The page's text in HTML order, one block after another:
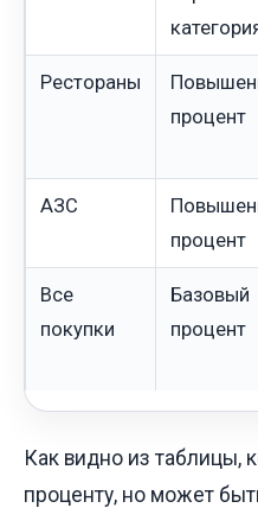
Рестораны
процент
АЗС
процент
Все
покупки
Базовый
процент
Как видно из таблицы,
проценту, но может